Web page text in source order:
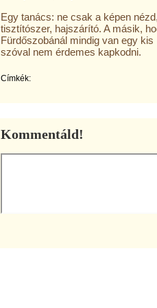
Egy tanács: ne csak a képen
tisztítószer, hajszárító. A másik,
Fürdőszobánál mindig van egy
szóval nem érdemes kapkodni.
Címkék:
Kommentáld!